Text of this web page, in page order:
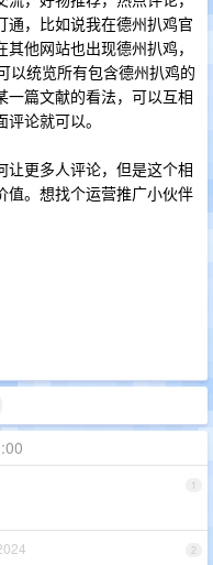
通，比如说我在德州扒鸡官
他网站也出现德州扒鸡，
以统览所有包含德州扒鸡的
一篇文献的看法，可以互相
论就可以。
让更多人评论，但是这个相
值。想找个运营推广小伙伴
1
2